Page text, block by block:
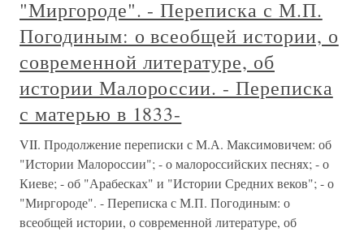
"Миргороде". - Переписка с М.П.
Погодиным: о всеобщей истории, о
современной литературе, об
истории Малороссии. - Переписка
с матерью в 1833-
VII. Продолжение переписки с М.А. Максимовичем: об
"Истории Малороссии"; - о малороссийских песнях; - о
Киеве; - об "Арабесках" и "Истории Средних веков"; - о
"Миргороде". - Переписка с М.П. Погодиным: о
всеобщей истории, о современной литературе, об